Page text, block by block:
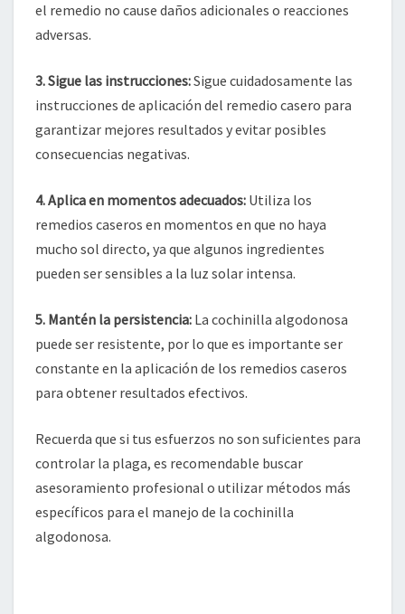
el remedio no cause daños adicionales o reacciones
adversas.
3.Sigue las instrucciones:Sigue cuidadosamente las
instrucciones de aplicación del remedio casero para
garantizar mejores resultados y evitar posibles
consecuencias negativas.
4.Aplica en momentos adecuados: Utiliza los
remedios caseros en momentos en que no haya
mucho sol directo, ya que algunos ingredientes
pueden ser sensibles a la luz solar intensa.
5. Mantén la persistencia: La cochinilla algodonosa
puede ser resistente, por lo que es importante ser
constante en la aplicación de los remedios caseros
para obtener resultados efectivos.
Recuerda que si tus esfuerzos no son suficientes para
controlar la plaga, es recomendable buscar
asesoramiento profesional o utilizar métodos más
específicos para el manejo de la cochinilla
algodonosa.